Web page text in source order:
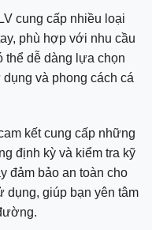
cung cấp nhiều loại
phù hợp với nhu cầu
thể dễ dàng lựa chọn
và phong cách cá
kết cung cấp những
định kỳ và kiểm tra kỹ
đảm bảo an toàn cho
dụng, giúp bạn yên tâm